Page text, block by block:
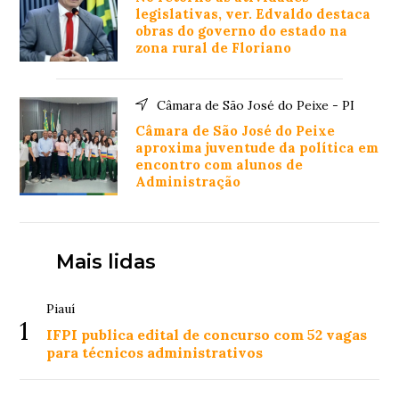
legislativas, ver. Edvaldo destaca
obras do governo do estado na
zona rural de Floriano
Câmara de São José do Peixe - PI
Câmara de São José do Peixe
aproxima juventude da política em
encontro com alunos de
Administração
Mais lidas
1
Piauí
IFPI publica edital de concurso com 52 vagas
para técnicos administrativos